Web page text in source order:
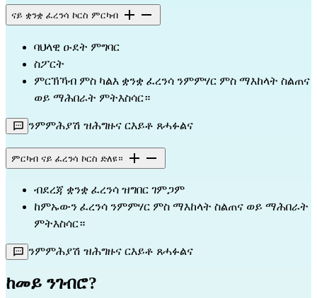
ናይ ቋንቋ ፈረንሳ ኮርስ ምርካብ
ባህላዊ ዑደት ምግባር
ስፖርት
ምርኽኻብ ምስ ካልእ ቋንቋ ፈረንሳ ንምምሃር ምስ ማእከላት ስልጠና
ወይ ማሕበራት ምትእስሳር።
ንምምሕያሽ ዝሕግዙና ርእይቶ ጸሓፉልና
ምርካብ ናይ ፈረንሳ ኮርስ ድለዩ።
ብደረጃ ቋንቋ ፈረንሳ ዝግበር ገምጋም
ከምኡውን ፈረንሳ ንምምሃር ምስ ማእከላት ስልጠና ወይ ማሕበራት
ምትእስሳር።
ንምምሕያሽ ዝሕግዙና ርእይቶ ጸሓፉልና
ከመይ ንገብሮ?